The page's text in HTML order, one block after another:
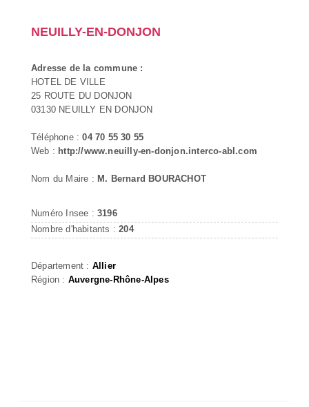
NEUILLY-EN-DONJON
Adresse de la commune :
HOTEL DE VILLE
25 ROUTE DU DONJON
03130 NEUILLY EN DONJON
Téléphone :04 70 55 30 55
Web : http://www.neuilly-en-donjon.interco-abl.com
Nom du Maire : M. Bernard BOURACHOT
Numéro Insee : 3196
Nombre d'habitants :204
Département : Allier
Région : Auvergne-Rhône-Alpes